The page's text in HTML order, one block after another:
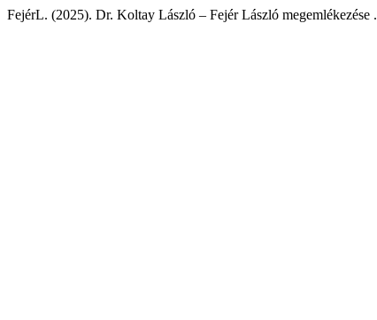
FejérL. (2025). Dr. Koltay László – Fejér László megemlékezése .